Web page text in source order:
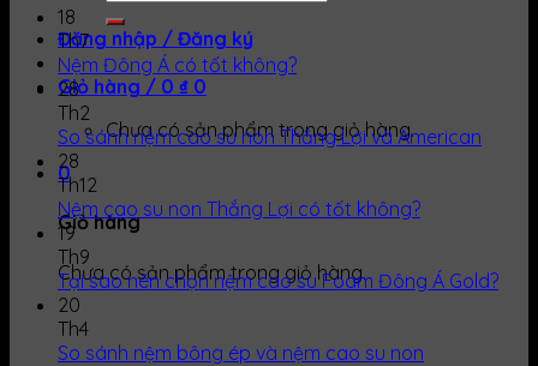
Đăng nhập / Đăng ký
Giỏ hàng / 0 ₫ 0
Chưa có sản phẩm trong giỏ hàng.
0
Giỏ hàng
Chưa có sản phẩm trong giỏ hàng.
18
Th7
Nệm Đông Á có tốt không?
28
Th2
So sánh nệm cao su non Thắng Lợi và American
28
Th12
Nệm cao su non Thắng Lợi có tốt không?
19
Th9
Tại sao nên chọn nệm cao su Foam Đông Á Gold?
20
Th4
So sánh nệm bông ép và nệm cao su non